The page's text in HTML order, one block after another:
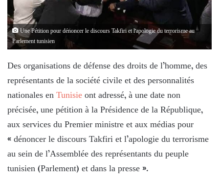
Une Pétition pour dénoncer le discours Takfiri et l'apologie du terrorisme au
Parlement tunisien
Des organisations de défense des droits de l’homme, des
représentants de la société civile et des personnalités
nationales enTunisieont adressé, à une date non
précisée, une pétition à la Présidence de la République,
aux services du Premier ministre et aux médias pour
« dénoncer le discours Takfiri et l’apologie du terrorisme
au sein de l’Assemblée des représentants du peuple
tunisien (Parlement) et dans la presse ».